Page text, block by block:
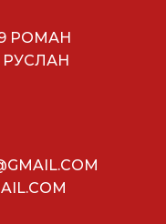
РОМАН
РУСЛАН